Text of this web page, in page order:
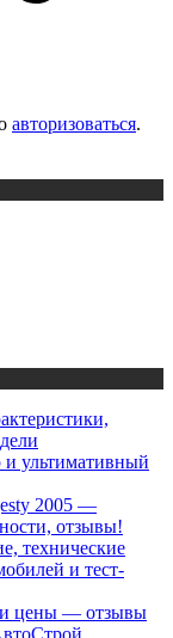
авторизоваться.
ультимативный
2005 —
отзывы!
технические
и тест-
и цены — отзывы